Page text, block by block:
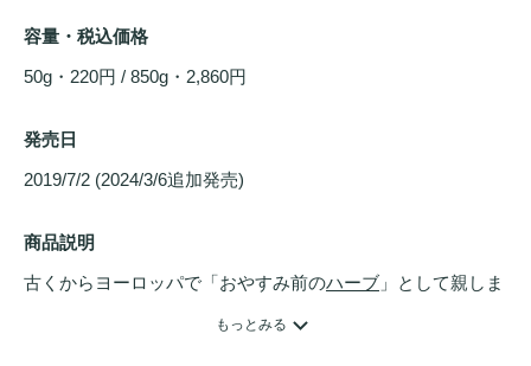
容量・税込価格
50g・220円 / 850g・2,860円
発売日
2019/7/2 (2024/3/6追加発売)
商品説明
古くからヨーロッパで「おやすみ前のハーブ 」として親しま
もっとみる